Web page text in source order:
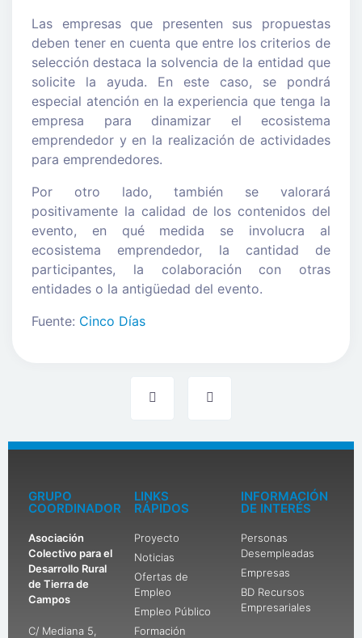
Las empresas que presenten sus propuestas
deben tener en cuenta que entre los criterios de
selección destaca la solvencia de la entidad que
solicite la ayuda. En este caso, se pondrá
especial atención en la experiencia que tenga la
empresa para dinamizar el ecosistema
emprendedor y en la realización de actividades
para emprendedores.
Por otro lado, también se valorará
positivamente la calidad de los contenidos del
evento, en qué medida se involucra al
ecosistema emprendedor, la cantidad de
participantes, la colaboración con otras
entidades o la antigüedad del evento.
Fuente: Cinco Días
GRUPO
COORDINADOR
Asociación
Colectivo para el
Desarrollo Rural
de Tierra de
Campos
C/ Mediana 5,
LINKS
RÁPIDOS
Proyecto
Noticias
Ofertas de
Empleo
Empleo Público
Formación
INFORMACIÓN
DE INTERÉS
Personas
Desempleadas
Empresas
BD Recursos
Empresariales